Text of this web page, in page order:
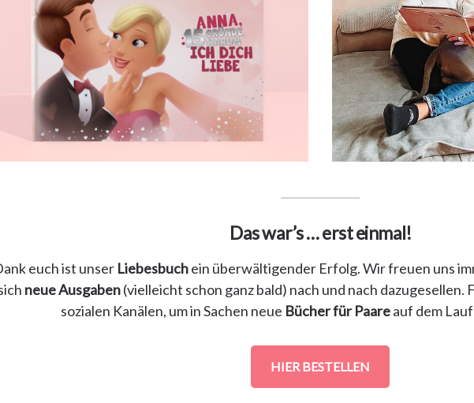
Das war’s … erst einmal!
euch ist unser Liebesbuchein überwältigender Erfolg. Wir freuen uns
neue Ausgaben(vielleicht schon ganz bald) nach und nach dazugesellen.
sozialen Kanälen, um in Sachen neue Bücher für Paareauf dem
HIER BESTELLEN